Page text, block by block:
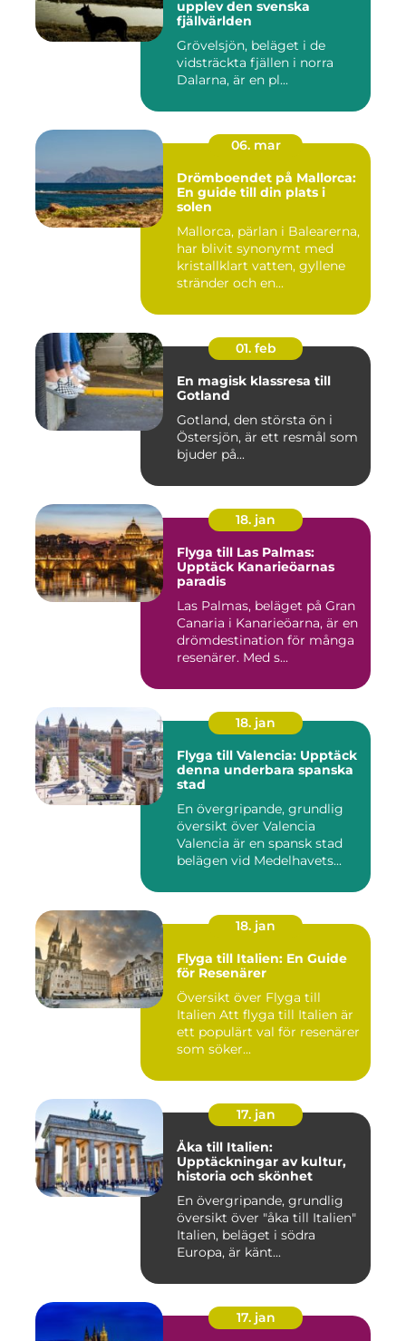
upplev den svenska
fjällvärlden
Grövelsjön, beläget i de
vidsträckta fjällen i norra
Dalarna, är en pl...
06. mar
Drömboendet på Mallorca:
En guide till din plats i
solen
Mallorca, pärlan i Balearerna,
har blivit synonymt med
kristallklart vatten, gyllene
stränder och en...
01. feb
En magisk klassresa till
Gotland
Gotland, den största ön i
Östersjön, är ett resmål som
bjuder på...
18. jan
Flyga till Las Palmas:
Upptäck Kanarieöarnas
paradis
Las Palmas, beläget på Gran
Canaria i Kanarieöarna, är en
drömdestination för många
resenärer. Med s...
18. jan
Flyga till Valencia: Upptäck
denna underbara spanska
stad
En övergripande, grundlig
översikt över Valencia
Valencia är en spansk stad
belägen vid Medelhavets...
18. jan
Flyga till Italien: En Guide
för Resenärer
Översikt över Flyga till
Italien Att flyga till Italien är
ett populärt val för resenärer
som söker...
17. jan
Åka till Italien:
Upptäckningar av kultur,
historia och skönhet
En övergripande, grundlig
översikt över "åka till Italien"
Italien, beläget i södra
Europa, är känt...
17. jan